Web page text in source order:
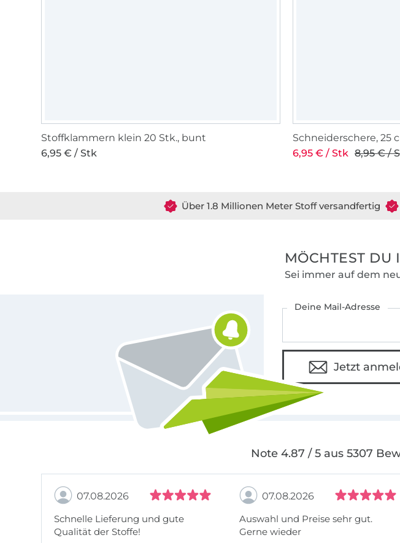
Stoffklammern klein 20 Stk., bunt
6,95 € / Stk
Schneiderschere, 25
6,95 € / Stk 8,95 € /
Über 1.8 Millionen Meter Stoff versandfertig
MÖCHTEST DU
Sei immer auf dem
Deine Mail-Adresse
Jetzt
Note 4.87 / 5 aus 5307
07.08.2026
Schnelle Lieferung und gute
Qualität der Stoffe!
07.08.2026
Auswahl und Preise sehr gut.
Gerne wieder